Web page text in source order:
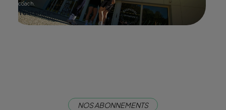
coach.
Tester ce cours
NOS ABONNEMENTS